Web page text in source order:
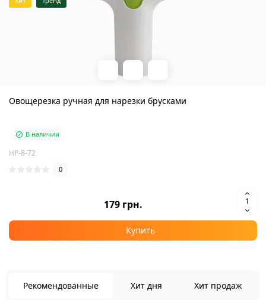
Овощерезка ручная для нарезки брусками
В наличии
HP-8-72
0
179 грн.
Купить
Рекомендованные Хит дня Хит продаж